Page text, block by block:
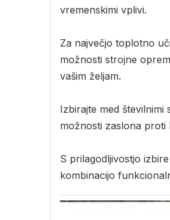
vremenskimi vplivi.
Za največjo toplotno
možnosti strojne
vašim željam.
Izbirajte med
možnosti zaslona proti
S prilagodljivostjo
kombinacijo